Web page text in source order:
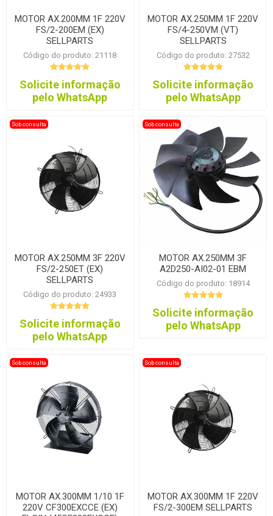
MOTOR AX.200MM 1F 220V
FS/2-200EM (EX)
SELLPARTS
Código do produto: 21118
Solicite informação
pelo WhatsApp
MOTOR AX.250MM 1F 220V
FS/4-250VM (VT)
SELLPARTS
Código do produto: 27532
Solicite informação
pelo WhatsApp
Sob consulta
MOTOR AX.250MM 3F 220V
FS/2-250ET (EX)
SELLPARTS
Código do produto: 24933
Solicite informação
pelo WhatsApp
Sob consulta
MOTOR AX.250MM 3F
A2D250-AI02-01 EBM
Código do produto: 18914
Solicite informação
pelo WhatsApp
Sob consulta
MOTOR AX.300MM 1/10 1F
220V CF300EXCCE (EX)
Sob consulta
MOTOR AX.300MM 1F 220V
FS/2-300EM SELLPARTS